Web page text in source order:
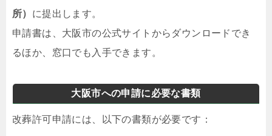
所） に提出します。
申請書は、大阪市の公式サイトからダウンロードでき
るほか、窓口でも入手できます。
大阪市への申請に必要な書類
改葬許可申請には、以下の書類が必要です：